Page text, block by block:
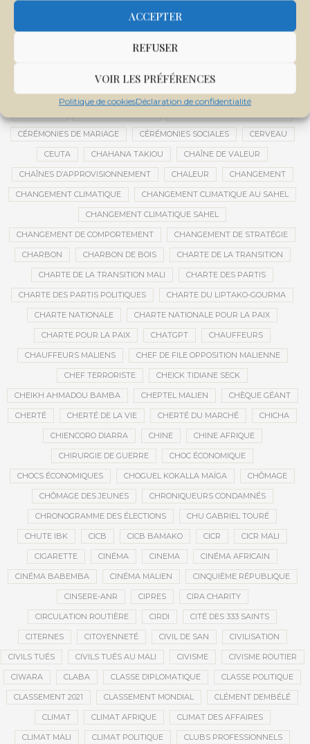
ACCEPTER
REFUSER
VOIR LES PRÉFÉRENCES
Politique de cookiesDéclaration de confidentialité
CENTRE DE SANTÉ COMMUNAUTAIRE
CENTRE INTERNATIONAL DE CONFÉRENCES DE BAMAKO
CENTRE MALI
CENTRE NATIONAL DES EXAMENS ET CONCOURS DE L’ÉDUCATION
CENTRES DE DONNÉES CERCLE DE RÉFLEXION À DISTANCE
CÉRÉMONIES DE MARIAGE CÉRÉMONIES SOCIALES CERVEAU
CEUTA CHAHANA TAKIOU CHAÎNE DE VALEUR
CHAÎNES D’APPROVISIONNEMENT CHALEUR CHANGEMENT
CHANGEMENT CLIMATIQUE CHANGEMENT CLIMATIQUE AU SAHEL
CHANGEMENT CLIMATIQUE SAHEL
CHANGEMENT DE COMPORTEMENT CHANGEMENT DE STRATÉGIE
CHARBON CHARBON DE BOIS CHARTE DE LA TRANSITION
CHARTE DE LA TRANSITION MALI CHARTE DES PARTIS
CHARTE DES PARTIS POLITIQUES CHARTE DU LIPTAKO-GOURMA
CHARTE NATIONALE CHARTE NATIONALE POUR LA PAIX
CHARTE POUR LA PAIX CHATGPT CHAUFFEURS
CHAUFFEURS MALIENS CHEF DE FILE OPPOSITION MALIENNE
CHEF TERRORISTE CHEICK TIDIANE SECK
CHEIKH AHMADOU BAMBA CHEPTEL MALIEN CHÈQUE GÉANT
CHERTÉ CHERTÉ DE LA VIE CHERTÉ DU MARCHÉ CHICHA
CHIENCORO DIARRA CHINE CHINE AFRIQUE
CHIRURGIE DE GUERRE CHOC ÉCONOMIQUE
CHOCS ÉCONOMIQUES CHOGUEL KOKALLA MAÏGA CHÔMAGE
CHÔMAGE DES JEUNES CHRONIQUEURS CONDAMNÉS
CHRONOGRAMME DES ÉLECTIONS CHU GABRIEL TOURÉ
CHUTE IBK CICB CICB BAMAKO CICR CICR MALI
CIGARETTE CINÉMA CINEMA CINÉMA AFRICAIN
CINÉMA BABEMBA CINÉMA MALIEN CINQUIÈME RÉPUBLIQUE
CINSERE-ANR CIPRES CIRA CHARITY
CIRCULATION ROUTIÈRE CIRDI CITÉ DES 333 SAINTS
CITERNES CITOYENNETÉ CIVIL DE SAN CIVILISATION
CIVILS TUÉS CIVILS TUÉS AU MALI CIVISME CIVISME ROUTIER
CIWARA CLABA CLASSE DIPLOMATIQUE CLASSE POLITIQUE
CLASSEMENT 2021 CLASSEMENT MONDIAL CLÉMENT DEMBÉLÉ
CLIMAT CLIMAT AFRIQUE CLIMAT DES AFFAIRES
CLIMAT MALI CLIMAT POLITIQUE CLUBS PROFESSIONNELS